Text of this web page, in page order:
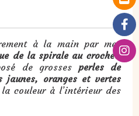
à la main par mes
de la spirale au crochet .
de grosses perles de
jaunes, oranges et vertes
couleur à l’intérieur des